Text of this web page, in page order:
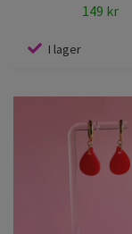
149 kr
I lager